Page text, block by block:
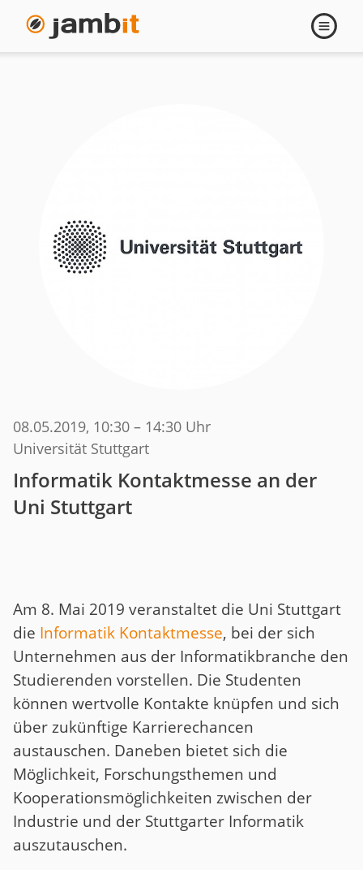
öffnen
08.05.2019, 10:30 – 14:30 Uhr
Universität Stuttgart
Informatik Kontaktmesse an der
Uni Stuttgart
Am 8. Mai 2019 veranstaltet die Uni Stuttgart
die Informatik Kontaktmesse, bei der sich
Unternehmen aus der Informatikbranche den
Studierenden vorstellen. Die Studenten
können wertvolle Kontakte knüpfen und sich
über zukünftige Karrierechancen
austauschen. Daneben bietet sich die
Möglichkeit, Forschungsthemen und
Kooperationsmöglichkeiten zwischen der
Industrie und der Stuttgarter Informatik
auszutauschen.